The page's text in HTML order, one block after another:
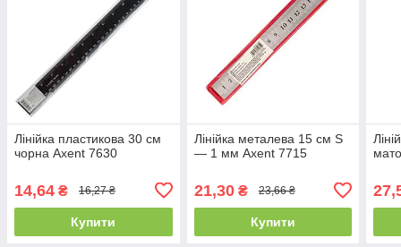
Лінійка пластикова 30 см
чорна Axent 7630
14,64 ₴ 16,27 ₴
Купити
Лінійка металева 15 см S
— 1 мм Axent 7715
21,30₴ 23,66 ₴
Купити